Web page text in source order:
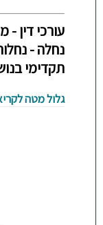
עורכי דין -
נחלה -
תקדימי
גלול מטה